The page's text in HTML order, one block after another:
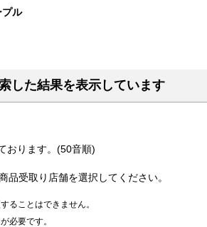
ル
した結果を表示しています
おります。(50音順)
品受取り店舗を選択してください。
ることはできません。
必要です。